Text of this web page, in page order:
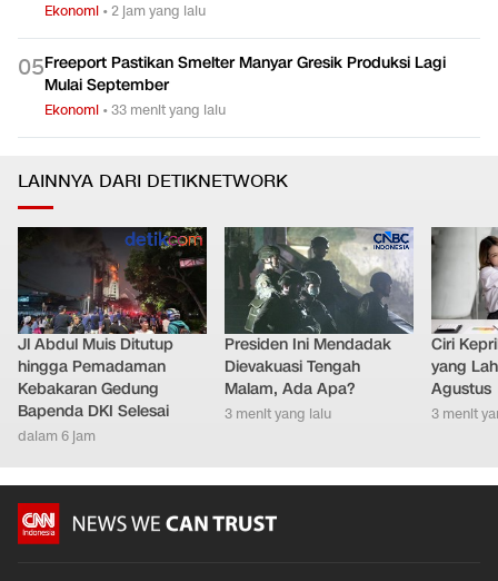
Ekonomi •2 jam yang lalu
05Freeport Pastikan Smelter Manyar Gresik Produksi Lagi
Mulai September
Ekonomi •33 menit yang lalu
LAINNYA DARI DETIKNETWORK
Jl Abdul Muis Ditutup
hingga Pemadaman
Kebakaran Gedung
Bapenda DKI Selesai
dalam 6 jam
Presiden Ini Mendadak
Dievakuasi Tengah
Malam, Ada Apa?
3 menit yang lalu
Ciri
yang
Agustus
3 menit